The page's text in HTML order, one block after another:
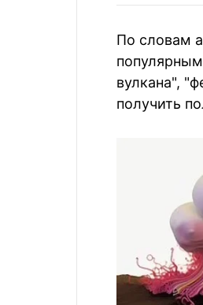
По словам
вулкана",
получить